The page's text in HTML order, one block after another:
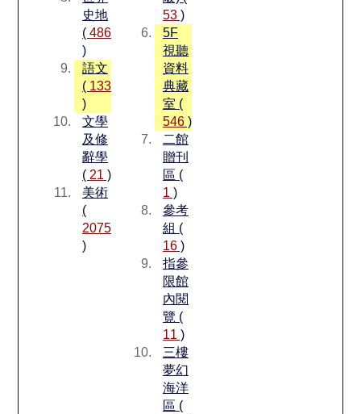
史地
( 486
)
語文
( 133
)
文學
及修
辭學
( 21 )
美術
(
2075
)
53)
5F
視聽
資料
典藏
室 (
546)
二館
贈刊
區 (
1 )
參考
組 (
16)
指參
限館
內閱
覽 (
11 )
三樓
夢幻
海洋
區 (